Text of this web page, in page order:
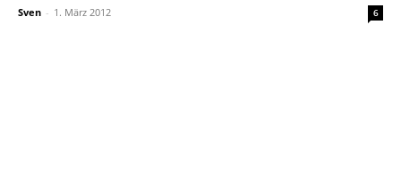
Sven - 1. März 2012 6